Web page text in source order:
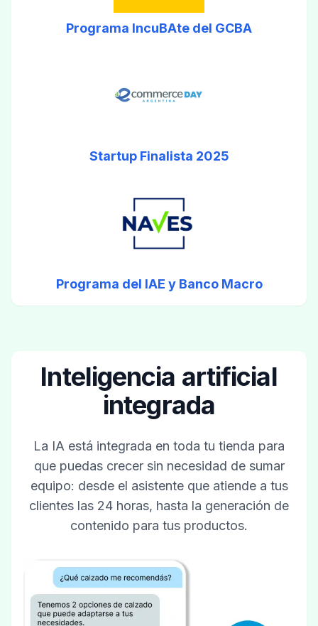
Programa IncuBAte del GCBA
Startup Finalista 2025
Programa del IAE y Banco Macro
Inteligencia artificial
integrada
La IA está integrada en toda tu tienda para
que puedas crecer sin necesidad de sumar
equipo: desde el asistente que atiende a tus
clientes las 24 horas, hasta la generación de
contenido para tus productos.